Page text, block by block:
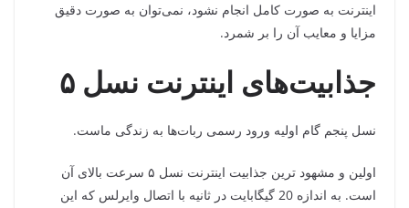
اینترنت به صورت کامل انجام نشود، نمی‌توان به صورت دقیق
مزایا و معایب آن را بر شمرد.
جذابیت‌های اینترنت نسل ۵
نسل پنجم گام اولیه ورود رسمی ربات‌ها به زندگی ماست.
اولین و مشهود ترین جذابیت اینترنت نسل ۵ سرعت بالای آن
است. به اندازه 20 گیگابایت در ثانیه با اتصال وایرلس که این